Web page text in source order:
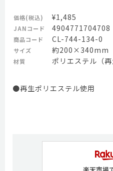
価格(税込) ¥1,485
JANコード 4904771704708
商品コード CL-744-134-0
サイズ 約200×340mm
材質 ポリエステル（
●再生ポリエステル使用